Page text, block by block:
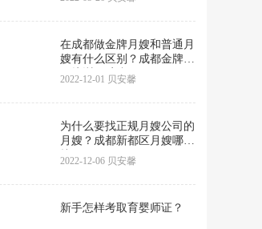
在成都做金牌月嫂和普通月
嫂有什么区别？成都金牌月
嫂培训|贝安馨
2022-12-01 贝安馨
为什么要找正规月嫂公司的
月嫂？成都新都区月嫂哪里
找？
2022-12-06 贝安馨
新手怎样考取育婴师证？